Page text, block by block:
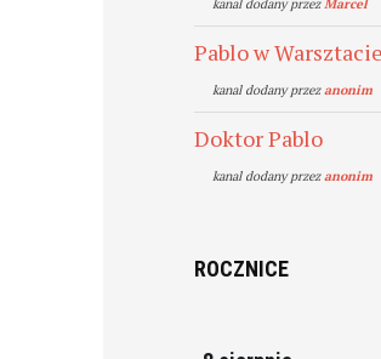
kanal dodany przezMarcel
Pablo w Warsztacie
kanal dodany przezanonim
Doktor Pablo
kanal dodany przezanonim
ROCZNICE